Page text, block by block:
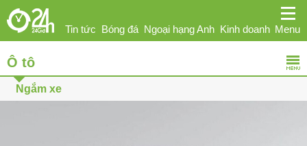
Menu
Tin tức Bóng đá Ngoại hạng Anh Kinh doanh
Ô tô
Ngắm xe